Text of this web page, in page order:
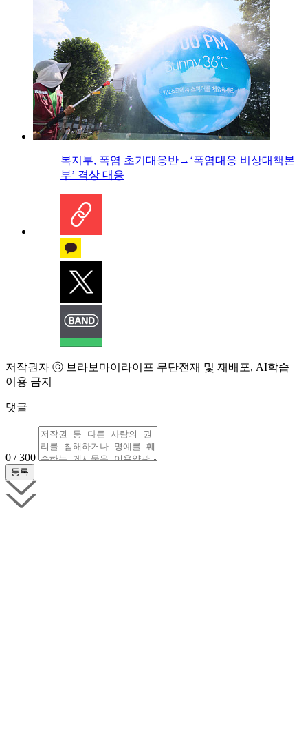
복지부, 폭염 초기대응반→‘폭염대응 비상대책본
부’ 격상 대응
저작권자 ⓒ 브라보마이라이프 무단전재 및 재배포, AI학습
이용 금지
댓글
0 / 300